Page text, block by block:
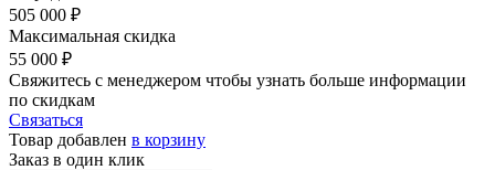
505 000 ₽
Максимальная скидка
55 000 ₽
Свяжитесь с менеджером чтобы узнать больше информации
по скидкам
Связаться
Товар добавлен в корзину
Заказ в один клик